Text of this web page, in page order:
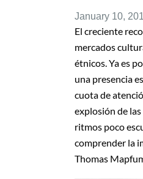
January 10,
El creciente
mercados
étnicos. Ya es
una presencia
cuota de
explosión de
ritmos poco
comprender la
Thomas